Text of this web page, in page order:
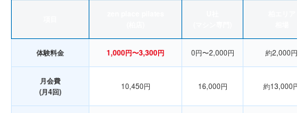
体験料金 1,000円〜3,300円 0円〜2,000円 約2,000円
月会費
(月4回)
10,450円 16,000円 約13,000円